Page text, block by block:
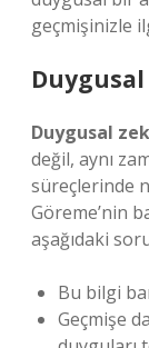
geçmişinizle
Duygusal
Duygusal
değil, aynı
süreçlerinde
Göreme’nin
aşağıdaki
Bu bilgi
Geçmişe